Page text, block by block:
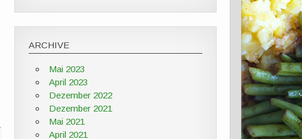
ARCHIVE
Mai 2023
April 2023
Dezember 2022
Dezember 2021
Mai 2021
April 2021